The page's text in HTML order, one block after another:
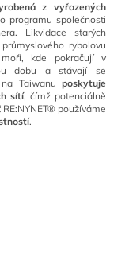
z vyřazených
programu společnosti
Likvidace starých
rybolovu
kde pokračují v
dobu a stávají se
Taiwanu poskytuje
sítí, čímž potenciálně
používáme
.